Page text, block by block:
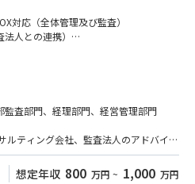
対応（全体管理及び監査）
人との連携）
の業務改善指導
物理訪問）
年2回ほどを想定
ですが、他の内部監査メンバーが日中
に中国語は必須ではありません。
査部門、経理部門、経営管理部門
ティング会社、監査法人のアドバイザ
想定年収 800 万円 ~ 1,000 万円